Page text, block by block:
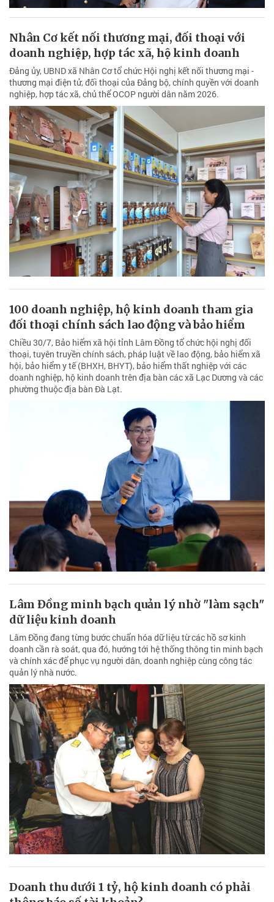
Nhân Cơ kết nối thương mại, đối thoại với
doanh nghiệp, hợp tác xã, hộ kinh doanh
Đảng ủy, UBND xã Nhân Cơ tổ chức Hội nghị kết nối thương mại -
thương mại điện tử, đối thoại của Đảng bộ, chính quyền với doanh
nghiệp, hợp tác xã, chủ thể OCOP người dân năm 2026.
100 doanh nghiệp, hộ kinh doanh tham gia
đối thoại chính sách lao động và bảo hiểm
Chiều 30/7, Bảo hiểm xã hội tỉnh Lâm Đồng tổ chức hội nghị đối
thoại, tuyên truyền chính sách, pháp luật về lao động, bảo hiểm xã
hội, bảo hiểm y tế (BHXH, BHYT), bảo hiểm thất nghiệp với các
doanh nghiệp, hộ kinh doanh trên địa bàn các xã Lạc Dương và các
phường thuộc địa bàn Đà Lạt.
Lâm Đồng minh bạch quản lý nhờ "làm sạch"
dữ liệu kinh doanh
Lâm Đồng đang từng bước chuẩn hóa dữ liệu từ các hồ sơ kinh
doanh cần rà soát, qua đó, hướng tới hệ thống thông tin minh bạch
và chính xác để phục vụ người dân, doanh nghiệp cùng công tác
quản lý nhà nước.
Doanh thu dưới 1 tỷ, hộ kinh doanh có phải